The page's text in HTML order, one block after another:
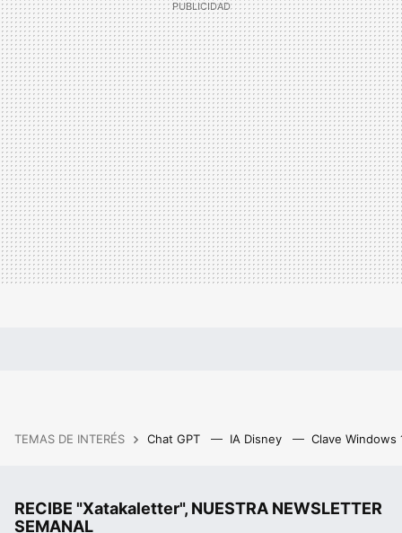
TEMAS DE INTERÉS Chat GPT IA Disney Clave Windows
RECIBE "Xatakaletter", NUESTRA NEWSLETTER
SEMANAL